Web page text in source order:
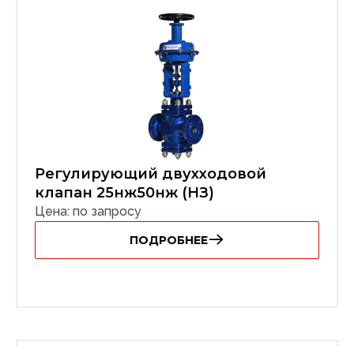
Регулирующий двухходовой
клапан 25нж50нж (НЗ)
Цена: по запросу
ПОДРОБНЕЕ